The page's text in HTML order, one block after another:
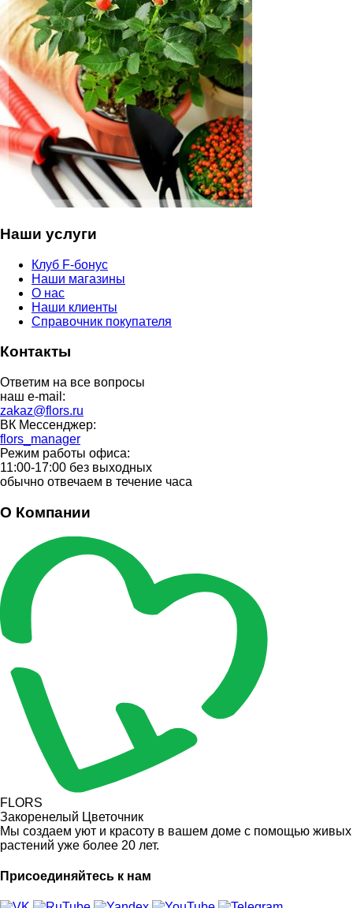
Наши услуги
Клуб F-бонус
Наши магазины
О нас
Наши клиенты
Справочник покупателя
Контакты
Ответим на все вопросы
наш e-mail:
zakaz@flors.ru
ВК Мессенджер:
flors_manager
Режим работы офиса:
11:00-17:00 без выходных
обычно отвечаем в течение часа
О Компании
FLORS
Закоренелый Цветочник
Мы создаем уют и красоту в вашем доме с помощью живых
растений уже более 20 лет.
Присоединяйтесь к нам